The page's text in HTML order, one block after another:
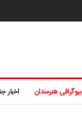
بیوگرافی هنرمندان اخبار